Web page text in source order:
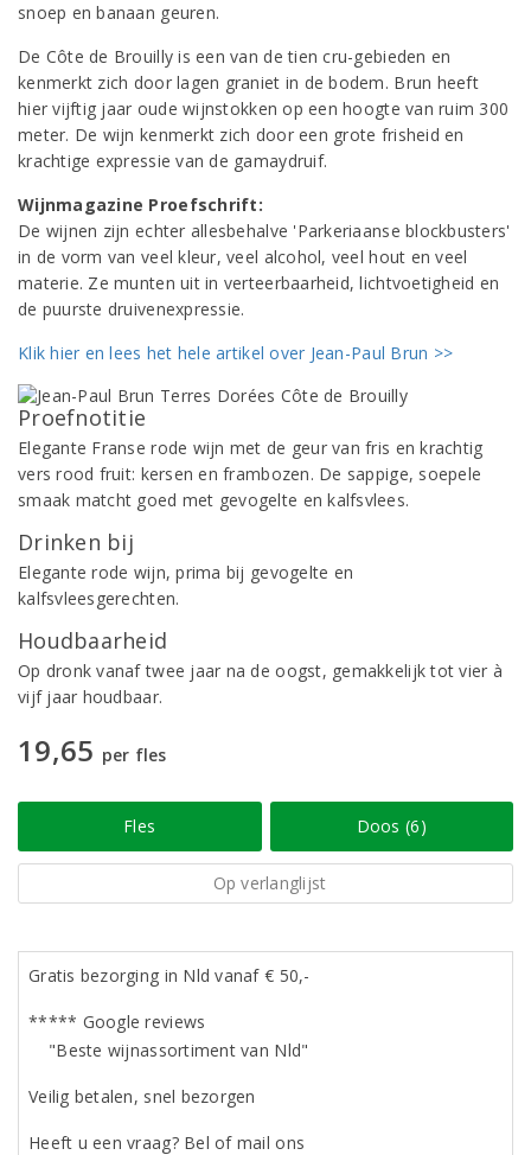
snoep en banaan geuren.
De Côte de Brouilly is een van de tien cru-gebieden en
kenmerkt zich door lagen graniet in de bodem. Brun heeft
hier vijftig jaar oude wijnstokken op een hoogte van ruim 300
meter. De wijn kenmerkt zich door een grote frisheid en
krachtige expressie van de gamaydruif.
Wijnmagazine Proefschrift:
De wijnen zijn echter allesbehalve 'Parkeriaanse blockbusters'
in de vorm van veel kleur, veel alcohol, veel hout en veel
materie. Ze munten uit in verteerbaarheid, lichtvoetigheid en
de puurste druivenexpressie.
Klik hier en lees het hele artikel over Jean-Paul Brun >>
Proefnotitie
Elegante Franse rode wijn met de geur van fris en krachtig
vers rood fruit: kersen en frambozen. De sappige, soepele
smaak matcht goed met gevogelte en kalfsvlees.
Drinken bij
Elegante rode wijn, prima bij gevogelte en
kalfsvleesgerechten.
Houdbaarheid
Op dronk vanaf twee jaar na de oogst, gemakkelijk tot vier à
vijf jaar houdbaar.
19,65 per fles
Fles Doos (6)
Op verlanglijst
Gratis bezorging in Nld vanaf € 50,-
***** Google reviews
"Beste wijnassortiment van Nld"
Veilig betalen, snel bezorgen
Heeft u een vraag? Bel of mail ons